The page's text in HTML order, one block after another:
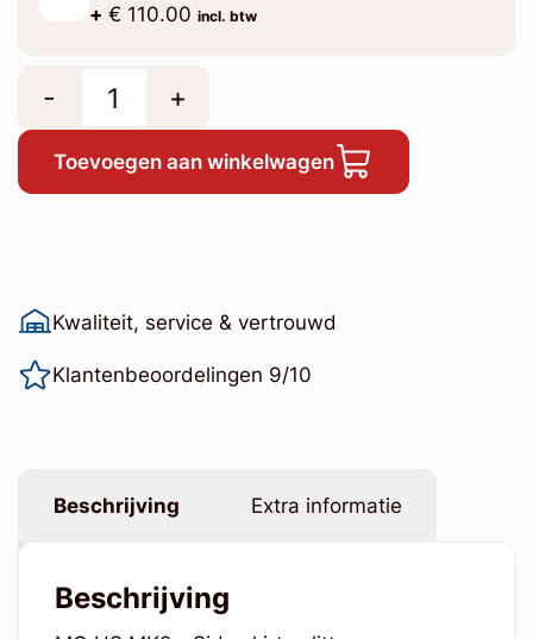
+ € 110.00 incl. btw
- +
Toevoegen aan winkelwagen
Kwaliteit, service & vertrouwd
Klantenbeoordelingen 9/10
Beschrijving Extra informatie
Beschrijving